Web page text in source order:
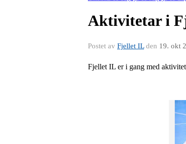
Aktivitetar i
Postet av Fjellet ILden 19. okt
Fjellet IL er i gang med